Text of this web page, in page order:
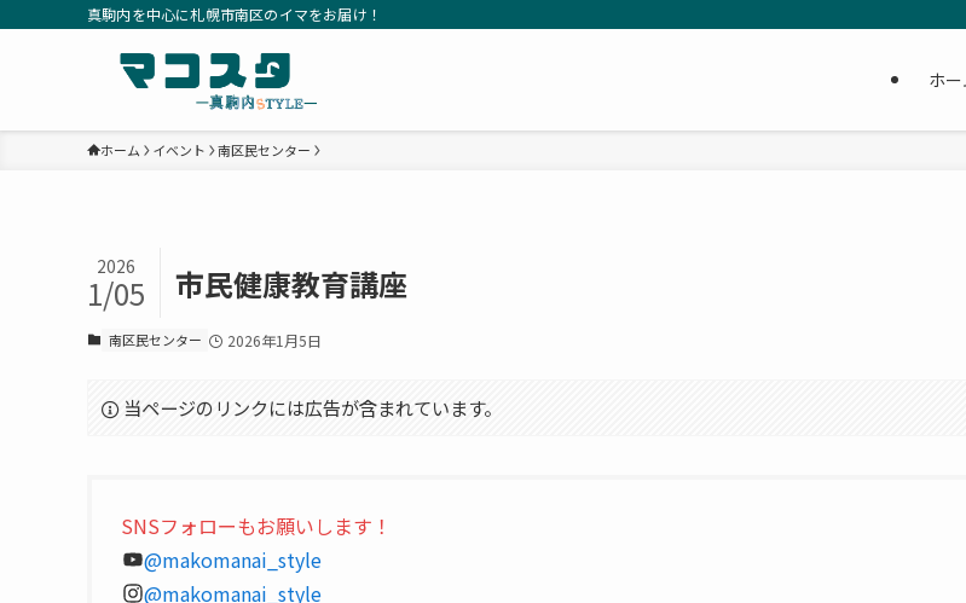
真駒内を中心に札幌市南区のイマをお届け！
ホ
ホーム イベント 南区民センター
市民健康教育講座
2026
1/05
南区民センター 2026年1月5日
当ページのリンクには広告が含まれています。
SNSフォローもお願いします！
@makomanai_style
@makomanai_style